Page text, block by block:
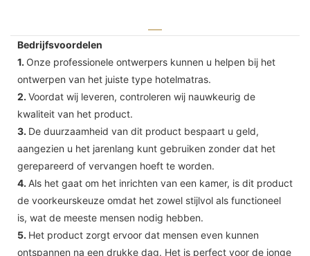
Bedrijfsvoordelen
1. Onze professionele ontwerpers kunnen u helpen bij het
ontwerpen van het juiste type hotelmatras.
2. Voordat wij leveren, controleren wij nauwkeurig de
kwaliteit van het product.
3. De duurzaamheid van dit product bespaart u geld,
aangezien u het jarenlang kunt gebruiken zonder dat het
gerepareerd of vervangen hoeft te worden.
4. Als het gaat om het inrichten van een kamer, is dit product
de voorkeurskeuze omdat het zowel stijlvol als functioneel
is, wat de meeste mensen nodig hebben.
5. Het product zorgt ervoor dat mensen even kunnen
ontspannen na een drukke dag. Het is perfect voor de jonge